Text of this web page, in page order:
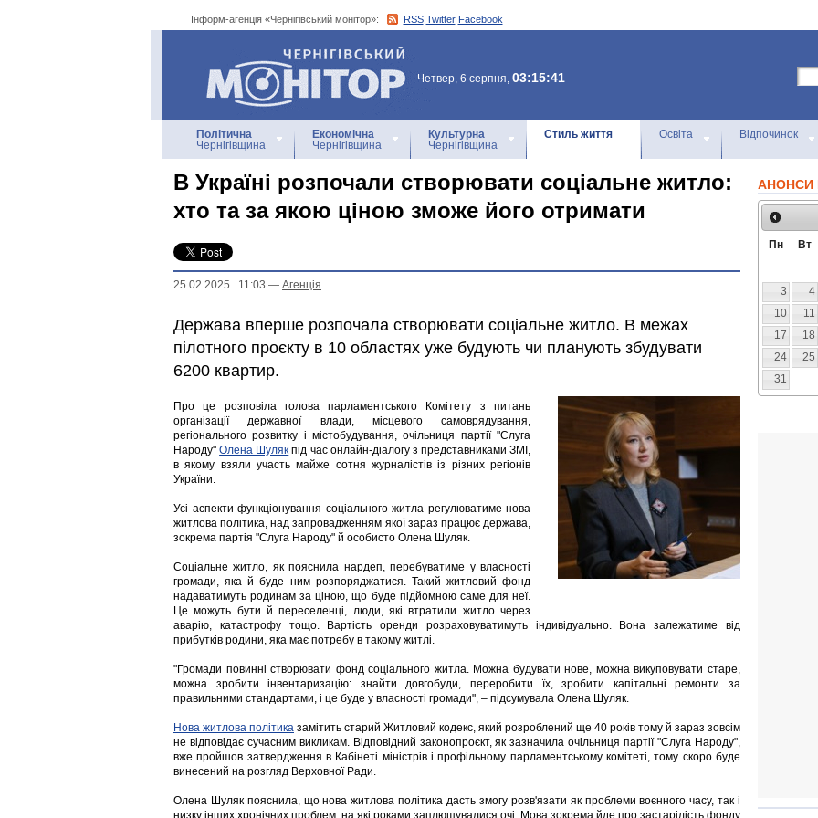
Інформ-агенція «Чернігівський монітор»: RSS Twitter Facebook
Інформ-агенція
«Чернігівський монітор»
Четвер, 6 серпня, 03:15:41
Політична
Чернігівщина
Економічна
Чернігівщина
Культурна
Чернігівщина
Стиль життя Освіта Відпочинок
В Україні розпочали створювати соціальне житло:
хто та за якою ціною зможе його отримати
25.02.2025 11:03 — Агенцiя
Держава вперше розпочала створювати соціальне житло. В межах
пілотного проєкту в 10 областях уже будують чи планують збудувати
6200 квартир.
Про це розповіла голова парламентського Комітету з питань
організації державної влади, місцевого самоврядування,
регіонального розвитку і містобудування, очільниця партії "Слуга
Народу"Олена Шуляк під час онлайн-діалогу з представниками ЗМІ,
в якому взяли участь майже сотня журналістів із різних регіонів
України.
Усі аспекти функціонування соціального житла регулюватиме нова
житлова політика, над запровадженням якої зараз працює держава,
зокрема партія "Слуга Народу" й особисто Олена Шуляк.
Соціальне житло, як пояснила нардеп, перебуватиме у власності
громади, яка й буде ним розпоряджатися. Такий житловий фонд
надаватимуть родинам за ціною, що буде підйомною саме для неї.
Це можуть бути й переселенці, люди, які втратили житло через
аварію, катастрофу тощо. Вартість оренди розраховуватимуть індивідуально. Вона залежатиме від
прибутків родини, яка має потребу в такому житлі.
"Громади повинні створювати фонд соціального житла. Можна будувати нове, можна викуповувати старе,
можна зробити інвентаризацію: знайти довгобуди, переробити їх, зробити капітальні ремонти за
правильними стандартами, і це буде у власності громади", – підсумувала Олена Шуляк.
Нова житлова політика замітить старий Житловий кодекс, який розроблений ще 40 років тому й зараз зовсім
не відповідає сучасним викликам. Відповідний законопроєкт, як зазначила очільниця партії "Слуга Народу",
вже пройшов затвердження в Кабінеті міністрів і профільному парламентському комітеті, тому скоро буде
винесений на розгляд Верховної Ради.
Олена Шуляк пояснила, що нова житлова політика дасть змогу розв'язати як проблеми воєнного часу, так і
низку інших хронічних проблем, на які роками заплющувалися очі. Мова зокрема йде про застарілість фонду
АНОНСИ
Пн Вт
3
4
10
11
17
18
24
25
31